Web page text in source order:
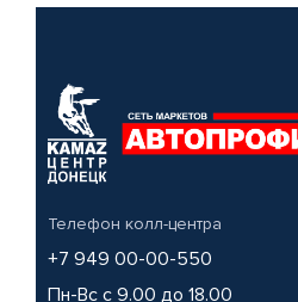
Телефон колл-центра
+7 949 00-00-550
Пн-Вс с 9.00 до 18.00